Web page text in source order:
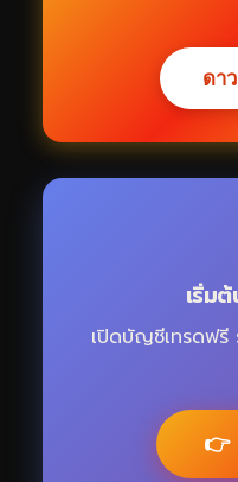
ดา
เริ่ม
เปิดบัญชีเทรดฟรี
👉